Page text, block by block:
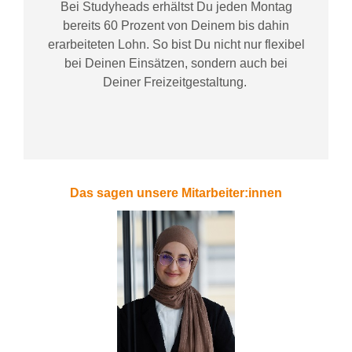
Bei Studyheadserhältst Du jeden Montag
bereits 60 Prozent von Deinem bis dahin
erarbeiteten Lohn. So bist Du nicht nur flexibel
bei Deinen Einsätzen, sondern auch bei
DeinerFreizeitgestaltung.
Das sagen unsere Mitarbeiter:innen